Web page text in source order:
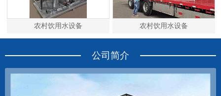
农村饮用水设备 农村饮用水设备
公司简介